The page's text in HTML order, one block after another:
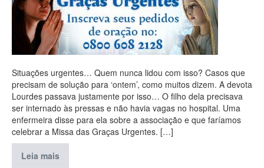
Situações urgentes… Quem nunca lidou com isso? Casos que
precisam de solução para ‘ontem’, como muitos dizem. A devota
Lourdes passava justamente por isso… O filho dela precisava
ser internado às pressas e não havia vagas no hospital. Uma
enfermeira disse para ela sobre a associação e que faríamos
celebrar a Missa das Graças Urgentes. […]
Leia mais